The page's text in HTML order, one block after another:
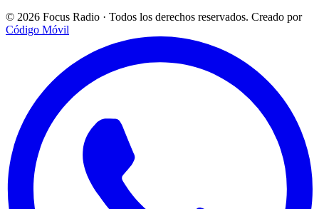
© 2026 Focus Radio · Todos los derechos reservados. Creado por
Código Móvil